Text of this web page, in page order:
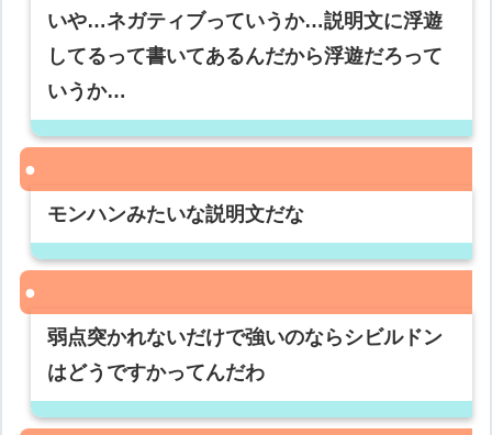
いや…ネガティブっていうか…説明文に浮遊
してるって書いてあるんだから浮遊だろって
いうか…
モンハンみたいな説明文だな
弱点突かれないだけで強いのならシビルドン
はどうですかってんだわ